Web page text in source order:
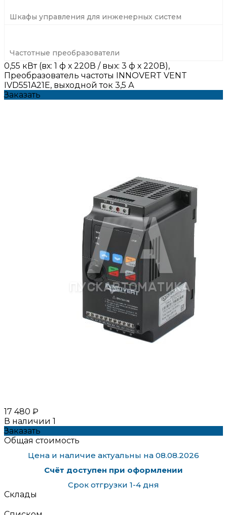
Шкафы управления для инженерных систем
Частотные преобразователи
0,55 кВт (вх: 1 ф х 220В / вых: 3 ф х 220В),
Преобразователь частоты INNOVERT VENT
IVD551A21E, выходной ток 3,5 А
Заказать
17 480 ₽
В наличии 1
Заказать
Общая стоимость
Цена и наличие актуальны на 08.08.2026
Счёт доступен при оформлении
Срок отгрузки 1-4 дня
Склады